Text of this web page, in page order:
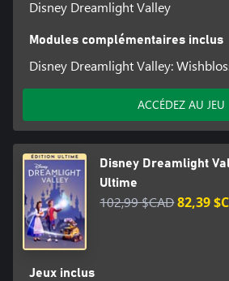
Disney Dreamlight Valley
Modules complémentaires inclus
Disney Dreamlight Valley:
ACCÉDEZ AU JEU
Disney Dreamlight
Ultime
102,99 $CAD82,39
Jeux inclus